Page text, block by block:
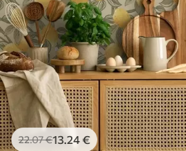
22.07€13.24€